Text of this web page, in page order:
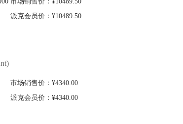
派克会员价：¥10489.50
市场销售价：¥4340.00
派克会员价：¥4340.00